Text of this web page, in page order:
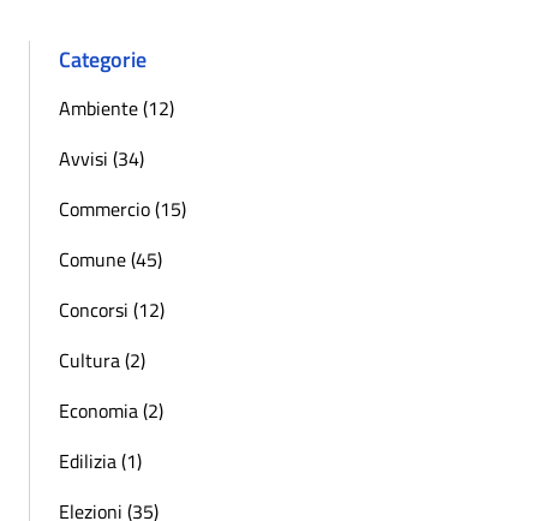
Categorie
Ambiente (12)
Avvisi (34)
Commercio (15)
Comune (45)
Concorsi (12)
Cultura (2)
Economia (2)
Edilizia (1)
Elezioni (35)